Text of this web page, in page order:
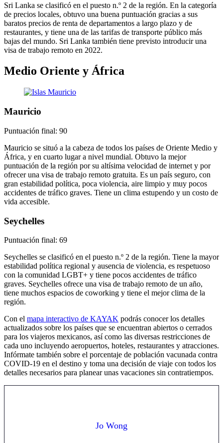
Sri Lanka se clasificó en el puesto n.º 2 de la región. En la categoría
de precios locales, obtuvo una buena puntuación gracias a sus
baratos precios de renta de departamentos a largo plazo y de
restaurantes, y tiene una de las tarifas de transporte público más
bajas del mundo. Sri Lanka también tiene previsto introducir una
visa de trabajo remoto en 2022.
Medio Oriente y África
Mauricio
Puntuación final: 90
Mauricio se situó a la cabeza de todos los países de Oriente Medio y
África, y en cuarto lugar a nivel mundial. Obtuvo la mejor
puntuación de la región por su altísima velocidad de internet y por
ofrecer una visa de trabajo remoto gratuita. Es un país seguro, con
gran estabilidad política, poca violencia, aire limpio y muy pocos
accidentes de tráfico graves. Tiene un clima estupendo y un costo de
vida accesible.
Seychelles
Puntuación final: 69
Seychelles se clasificó en el puesto n.º 2 de la región. Tiene la mayor
estabilidad política regional y ausencia de violencia, es respetuoso
con la comunidad LGBT+ y tiene pocos accidentes de tráfico
graves. Seychelles ofrece una visa de trabajo remoto de un año,
tiene muchos espacios de coworking y tiene el mejor clima de la
región.
Con el mapa interactivo de KAYAK podrás conocer los detalles
actualizados sobre los países que se encuentran abiertos o cerrados
para los viajeros mexicanos, así como las diversas restricciones de
cada uno incluyendo aeropuertos, hoteles, restaurantes y atracciones.
Infórmate también sobre el porcentaje de población vacunada contra
COVID-19 en el destino y toma una decisión de viaje con todos los
detalles necesarios para planear unas vacaciones sin contratiempos.
Jo Wong